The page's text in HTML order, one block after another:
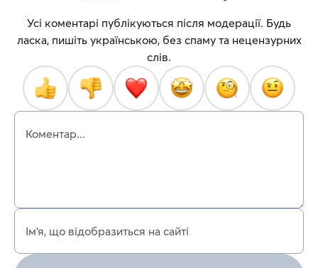
Усі коментарі публікуються після модерації. Будь
ласка, пишіть українською, без спаму та нецензурних
слів.
Коментар...
Ім’я, що відобразиться на сайті